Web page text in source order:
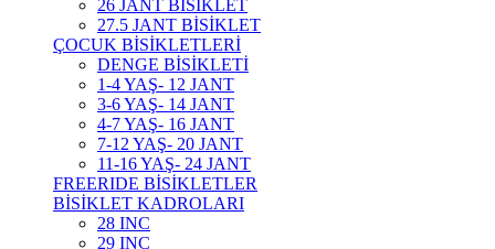
26 JANT BİSİKLET
27.5 JANT BİSİKLET
ÇOCUK BİSİKLETLERİ
DENGE BİSİKLETİ
1-4 YAŞ- 12 JANT
3-6 YAŞ- 14 JANT
4-7 YAŞ- 16 JANT
7-12 YAŞ- 20 JANT
11-16 YAŞ- 24 JANT
FREERIDE BİSİKLETLER
BİSİKLET KADROLARI
28 INC
29 INC